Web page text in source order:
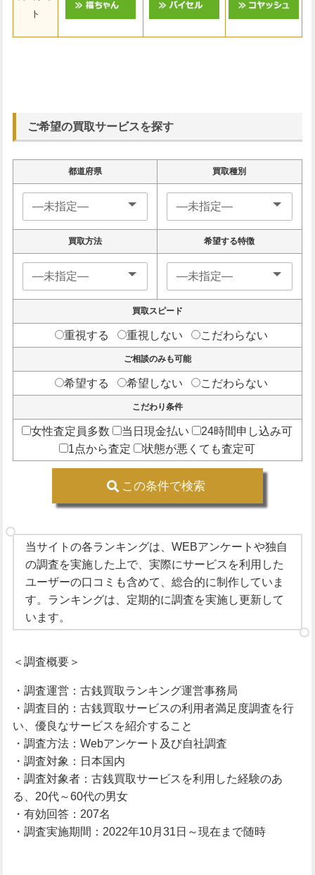
ト
ご希望の買取サービスを探す
都道府県 買取種別
買取方法 希望する特徴
買取スピード
重視する 重視しない こだわらない
ご相談のみも可能
希望する 希望しない こだわらない
こだわり条件
女性査定員多数 当日現金払い
24時間申し込み可
1点から査定
状態が悪くても査定可
この条件で検索
当サイトの各ランキングは、WEBアンケートや独自
の調査を実施した上で、実際にサービスを利用した
ユーザーの口コミも含めて、総合的に制作していま
す。ランキングは、定期的に調査を実施し更新して
います。
＜調査概要＞
・調査運営：古銭買取ランキング運営事務局
・調査目的：古銭買取サービスの利用者満足度調査を行
い、優良なサービスを紹介すること
・調査方法：Webアンケート及び自社調査
・調査対象：日本国内
・調査対象者：古銭買取サービスを利用した経験のあ
る、20代～60代の男女
・有効回答：207名
・調査実施期間：2022年10月31日～現在まで随時